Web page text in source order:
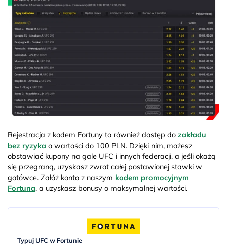
Rejestracja z kodem Fortuny to również dostęp do zakładu
bez ryzyka o wartości do 100 PLN. Dzięki nim, możesz
obstawiać kupony na gale UFC i innych federacji, a jeśli okażą
się przegraną, uzyskasz zwrot całej postawionej stawki w
gotówce. Załóż konto z naszym kodem promocyjnym
Fortuna, a uzyskasz bonusy o maksymalnej wartości.
Typuj UFC w Fortunie